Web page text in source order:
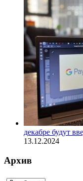
декабре будут
13.12.2024
Архив